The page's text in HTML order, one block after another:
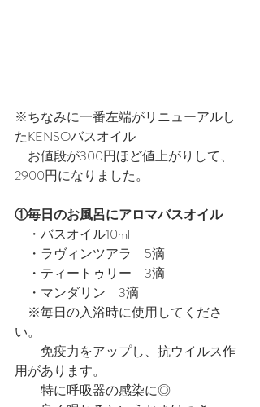
※ちなみに一番左端がリニューアルし
たKENSOバスオイル
お値段が300円ほど値上がりして、
2900円になりました。
①毎日のお風呂にアロマバスオイル
・バスオイル10ml
・ラヴィンツアラ　5滴
・ティートゥリー　3滴
・マンダリン　3滴
※毎日の入浴時に使用してくださ
い。
免疫力をアップし、抗ウイルス作
用があります。
特に呼吸器の感染に◎